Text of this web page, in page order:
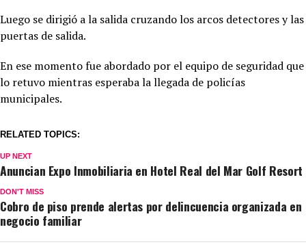
Luego se dirigió a la salida cruzando los arcos detectores y las
puertas de salida.
En ese momento fue abordado por el equipo de seguridad que
lo retuvo mientras esperaba la llegada de policías
municipales.
RELATED TOPICS:
UP NEXT
Anuncian Expo Inmobiliaria en Hotel Real del Mar Golf Resort
DON'T MISS
Cobro de piso prende alertas por delincuencia organizada en
negocio familiar